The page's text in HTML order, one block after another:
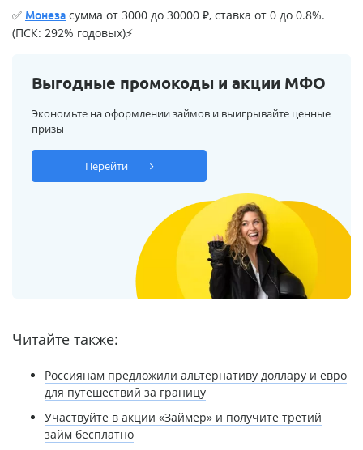
✅ Монеза сумма от 3000 до 30000 ₽, ставка от 0 до 0.8%.
(ПСК: 292% годовых)⚡
Выгодные промокоды и акции МФО
Экономьте на оформлении займов и выигрывайте ценные
призы
Перейти
Читайте также:
Россиянам предложили альтернативу доллару и евро
для путешествий за границу
Участвуйте в акции «Займер» и получите третий
займ бесплатно